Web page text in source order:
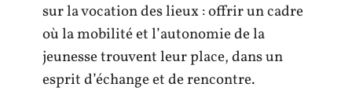
sur la vocation des lieux : offrir un cadre
où la mobilité et l’autonomie de la
jeunesse trouvent leur place, dans un
esprit d’échange et de rencontre.